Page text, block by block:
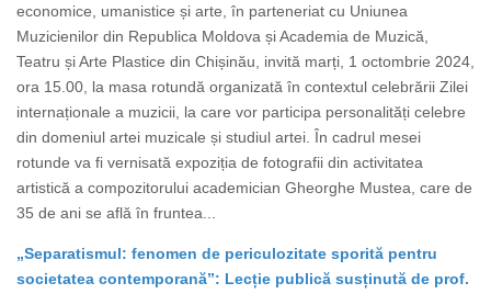
economice, umanistice și arte, în parteneriat cu Uniunea
Muzicienilor din Republica Moldova și Academia de Muzică,
Teatru și Arte Plastice din Chișinău, invită marți, 1 octombrie 2024,
ora 15.00, la masa rotundă organizată în contextul celebrării Zilei
internaționale a muzicii, la care vor participa personalități celebre
din domeniul artei muzicale și studiul artei. În cadrul mesei
rotunde va fi vernisată expoziția de fotografii din activitatea
artistică a compozitorului academician Gheorghe Mustea, care de
35 de ani se află în fruntea...
„Separatismul: fenomen de periculozitate sporită pentru
societatea contemporană”: Lecție publică susținută de prof.